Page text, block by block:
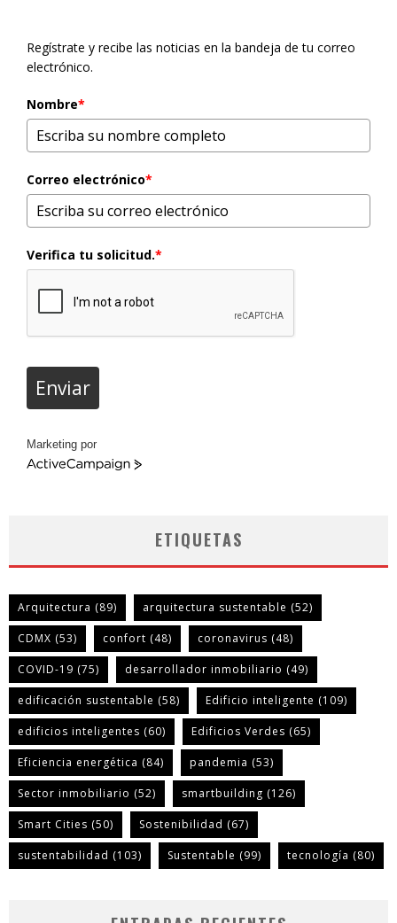
Regístrate y recibe las noticias en la bandeja de tu correo
electrónico.
Nombre*
Correo electrónico*
Verifica tu solicitud.*
Enviar
Marketing por
ActiveCampaign
ETIQUETAS
Arquitectura (89) arquitectura sustentable (52)
CDMX (53) confort (48) coronavirus (48)
COVID-19 (75) desarrollador inmobiliario (49)
edificación sustentable (58) Edificio inteligente (109)
edificios inteligentes (60) Edificios Verdes (65)
Eficiencia energética (84) pandemia (53)
Sector inmobiliario (52) smartbuilding (126)
Smart Cities (50) Sostenibilidad (67)
sustentabilidad (103) Sustentable (99) tecnología (80)